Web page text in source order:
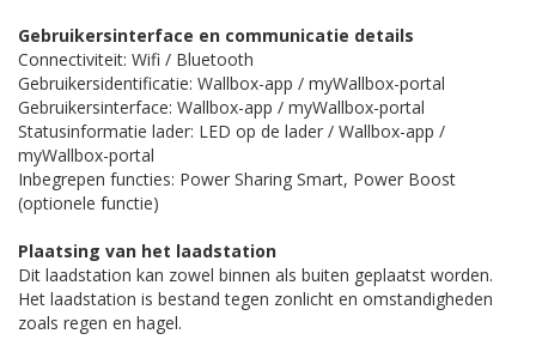
Gebruikersinterface en communicatie details
Connectiviteit: Wifi / Bluetooth
Gebruikersidentificatie: Wallbox-app / myWallbox-portal
Gebruikersinterface: Wallbox-app / myWallbox-portal
Statusinformatie lader: LED op de lader / Wallbox-app /
myWallbox-portal
Inbegrepen functies: Power Sharing Smart, Power Boost
(optionele functie)
Plaatsing van het laadstation
Dit laadstation kan zowel binnen als buiten geplaatst worden.
Het laadstation is bestand tegen zonlicht en omstandigheden
zoals regen en hagel.